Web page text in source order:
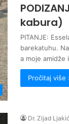
kabura)
PITANJE:
barekatuhu.
a moje
Pročitaj više
Dr. Zijad Ljakić